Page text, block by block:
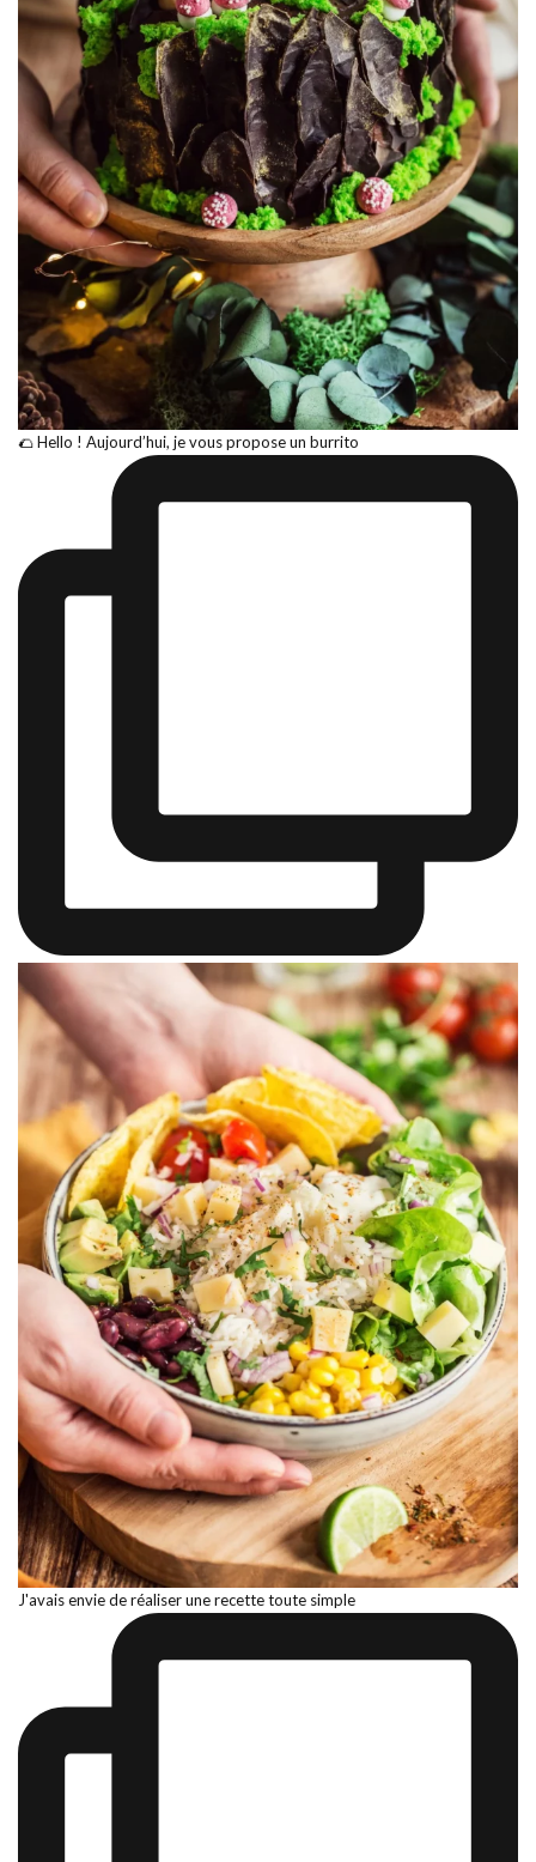
🌮 Hello ! Aujourd’hui, je vous propose un burrito
J'avais envie de réaliser une recette toute simple